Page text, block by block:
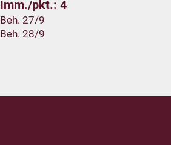
Imm./pkt.: 4
Beh. 27/9
Beh. 28/9